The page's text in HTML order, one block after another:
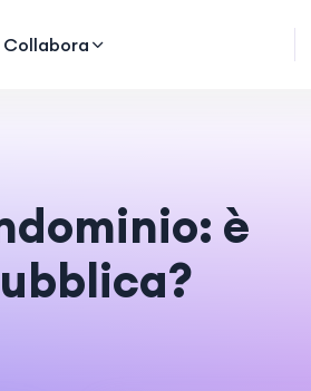
Collabora
è